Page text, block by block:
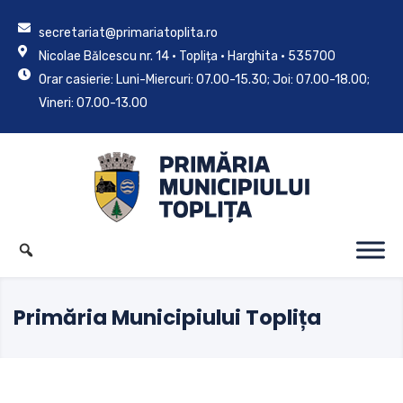
secretariat@primariatoplita.ro
Nicolae Bălcescu nr. 14 • Toplița • Harghita • 535700
Orar casierie: Luni-Miercuri: 07.00-15.30; Joi: 07.00-18.00;
Vineri: 07.00-13.00
Primăria Municipiului Toplița